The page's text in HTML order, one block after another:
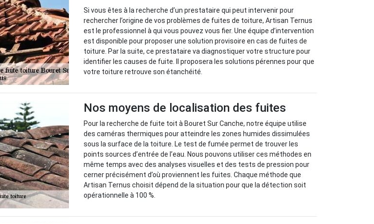
Si vous êtes à la recherche d’un prestataire qui peut intervenir pour
rechercher l’origine de vos problèmes de fuites de toiture, Artisan Ternus
est le professionnel à qui vous pouvez vous fier. Une équipe d’intervention
est disponible pour proposer une solution provisoire en cas de fuites de
toiture. Par la suite, ce prestataire va diagnostiquer votre structure pour
identifier les causes de fuite. Il proposera les solutions pérennes pour que
votre toiture retrouve son étanchéité.
Nos moyens de localisation des fuites
Pour la recherche de fuite toit à Bouret Sur Canche, notre équipe utilise
des caméras thermiques pour atteindre les zones humides dissimulées
sous la surface de la toiture. Le test de fumée permet de trouver les
points sources d’entrée de l’eau. Nous pouvons utiliser ces méthodes en
même temps avec des analyses visuelles et des tests de pression pour
cerner précisément d’où proviennent les fuites. Chaque méthode que
Artisan Ternus choisit dépend de la situation pour que la détection soit
opérationnelle à 100 %.